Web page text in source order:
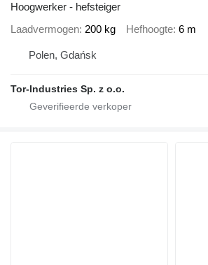
Hoogwerker - hefsteiger
Laadvermogen 200 kg Hefhoogte 6 m
Polen, Gdańsk
Tor-Industries Sp. z o.o.